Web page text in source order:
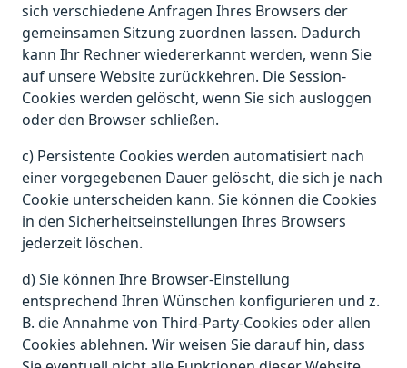
sich verschiedene Anfragen Ihres Browsers der
gemeinsamen Sitzung zuordnen lassen. Dadurch
kann Ihr Rechner wiedererkannt werden, wenn Sie
auf unsere Website zurückkehren. Die Session-
Cookies werden gelöscht, wenn Sie sich ausloggen
oder den Browser schließen.
c) Persistente Cookies werden automatisiert nach
einer vorgegebenen Dauer gelöscht, die sich je nach
Cookie unterscheiden kann. Sie können die Cookies
in den Sicherheitseinstellungen Ihres Browsers
jederzeit löschen.
d) Sie können Ihre Browser-Einstellung
entsprechend Ihren Wünschen konfigurieren und z.
B. die Annahme von Third-Party-Cookies oder allen
Cookies ablehnen. Wir weisen Sie darauf hin, dass